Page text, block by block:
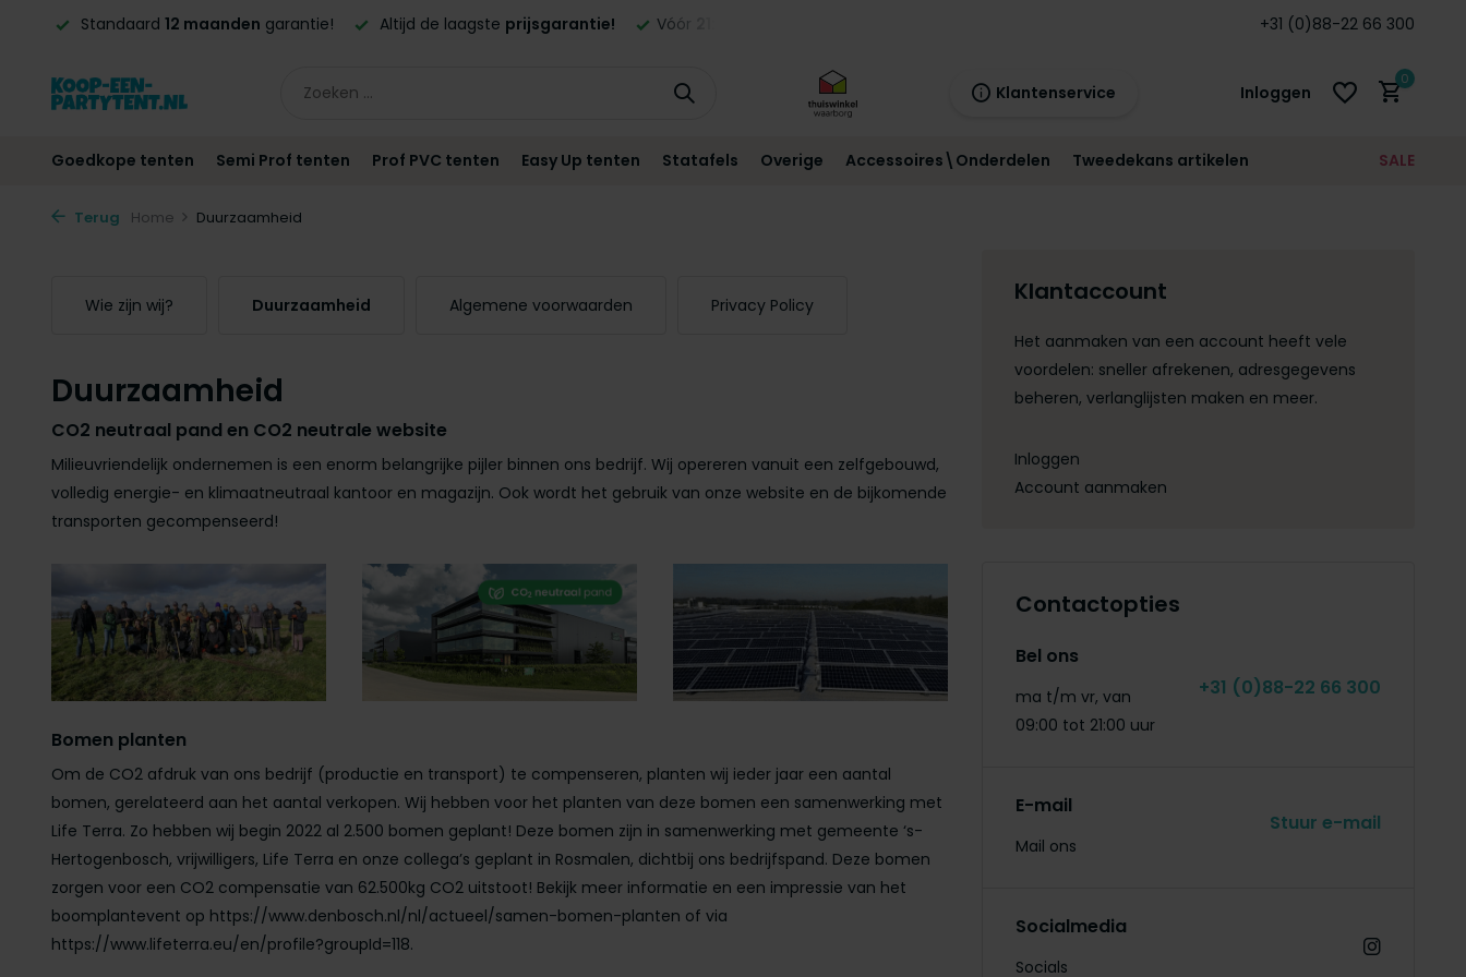
Standaard 12 maanden garantie! Altijd de laagste prijsgarantie! Vóór garantie!
+31 (0)88-22 66 300
Klantenservice Inloggen
21:00
morgen
0
Goedkope tenten Semi Prof tenten Prof PVC tenten Easy Up tenten Statafels Overige Accessoires\Onderdelen Tweedekans artikelen SALE
Terug Home Duurzaamheid
Wie zijn wij? Duurzaamheid Algemene voorwaarden Privacy Policy
Duurzaamheid
CO2 neutraal pand en CO2 neutrale website
Milieuvriendelijk ondernemen is een enorm belangrijke pijler binnen ons bedrijf. Wij opereren vanuit een zelfgebouwd,
volledig energie- en klimaatneutraal kantoor en magazijn. Ook wordt het gebruik van onze website en de bijkomende
transporten gecompenseerd!
Bomen planten
Om de CO2 afdruk van ons bedrijf (productie en transport) te compenseren, planten wij ieder jaar een aantal
bomen, gerelateerd aan het aantal verkopen. Wij hebben voor het planten van deze bomen een samenwerking met
Life Terra. Zo hebben wij begin 2022 al 2.500 bomen geplant! Deze bomen zijn in samenwerking met gemeente ‘s-
Hertogenbosch, vrijwilligers, Life Terra en onze collega’s geplant in Rosmalen, dichtbij ons bedrijfspand. Deze bomen
zorgen voor een CO2 compensatie van 62.500kg CO2 uitstoot! Bekijk meer informatie en een impressie van het
boomplantevent op https://www.denbosch.nl/nl/actueel/samen-bomen-planten of via
https://www.lifeterra.eu/en/profile?groupId=118.
Klantaccount
Het aanmaken van een account heeft vele
voordelen: sneller afrekenen, adresgegevens
beheren, verlanglijsten maken en meer.
Inloggen
Account aanmaken
Contactopties
Bel ons
ma t/m vr, van
09:00 tot 21:00 uur
+31 (0)88-22 66 300
E-mail
Mail ons
Stuur e-mail
Socialmedia
Socials